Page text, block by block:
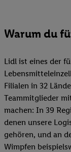
Warum du
Lidl ist eines der
Filialen in 32
Teammitglieder
machen: In 39
denen unsere
gehören, und an
Wimpfen